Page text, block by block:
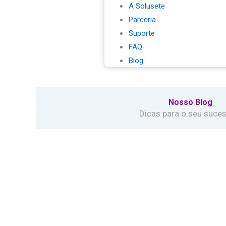
A Solusete
Parceria
Suporte
FAQ
Blog
Nosso Blog
Dicas para o seu